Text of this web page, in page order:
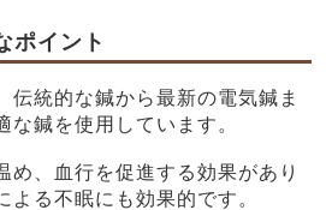
ポイント
伝統的な鍼から最新の電気鍼ま
な鍼を使用しています。
め、血行を促進する効果があり
よる不眠にも効果的です。